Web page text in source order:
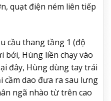
quạt điện ném liên tiếp
cầu thang tầng 1 (độ
bới, Hùng liền chạy vào
đây, Hùng dùng tay trái
cầm dao đưa ra sau lưng
ngã nhào từ trên cao